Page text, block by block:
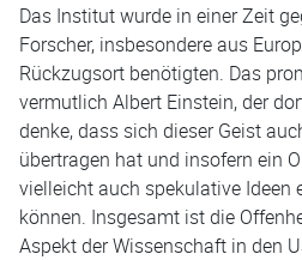
Das Institut wurde in einer Zeit
Forscher, insbesondere aus
Rückzugsort benötigten. Das
vermutlich Albert Einstein, der
denke, dass sich dieser Geist
übertragen hat und insofern ein
vielleicht auch spekulative Ideen
können. Insgesamt ist die
Aspekt der Wissenschaft in den